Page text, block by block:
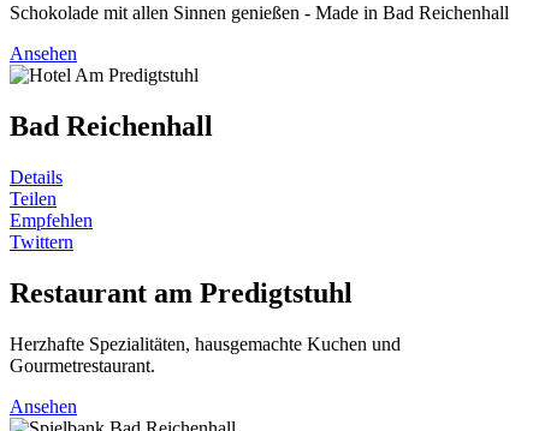
Schokolade mit allen Sinnen genießen - Made in Bad Reichenhall
Ansehen
Bad Reichenhall
Details
Teilen
Empfehlen
Twittern
Restaurant am Predigtstuhl
Herzhafte Spezialitäten, hausgemachte Kuchen und
Gourmetrestaurant.
Ansehen